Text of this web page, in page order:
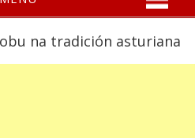
na tradición asturiana